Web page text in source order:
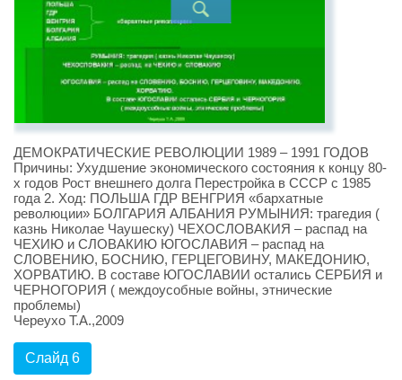
ДЕМОКРАТИЧЕСКИЕ РЕВОЛЮЦИИ 1989 – 1991 ГОДОВ
Причины: Ухудшение экономического состояния к концу 80-
х годов Рост внешнего долга Перестройка в СССР с 1985
года 2. Ход: ПОЛЬША ГДР ВЕНГРИЯ «бархатные
революции» БОЛГАРИЯ АЛБАНИЯ РУМЫНИЯ: трагедия (
казнь Николае Чаушеску) ЧЕХОСЛОВАКИЯ – распад на
ЧЕХИЮ и СЛОВАКИЮ ЮГОСЛАВИЯ – распад на
СЛОВЕНИЮ, БОСНИЮ, ГЕРЦЕГОВИНУ, МАКЕДОНИЮ,
ХОРВАТИЮ. В составе ЮГОСЛАВИИ остались СЕРБИЯ и
ЧЕРНОГОРИЯ ( междоусобные войны, этнические
проблемы)
Череухо Т.А.,2009
Слайд 6